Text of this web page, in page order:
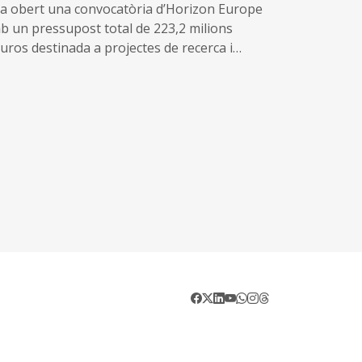
per als governs locals, ja que els
en són els principals destinataris.
obert una convocatòria d’Horizon Europe
un pressupost total de 223,2 milions
destinada a projectes de recerca i